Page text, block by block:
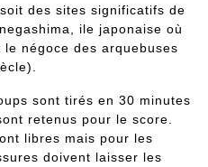
des sites significatifs de
ile japonaise où
négoce des arquebuses
sont tirés en 30 minutes
retenus pour le score.
libres mais pour les
doivent laisser les